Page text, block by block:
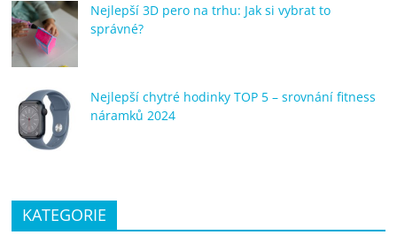
Nejlepší 3D pero na trhu: Jak si vybrat to
správné?
Nejlepší chytré hodinky TOP 5 – srovnání fitness
náramků 2024
KATEGORIE